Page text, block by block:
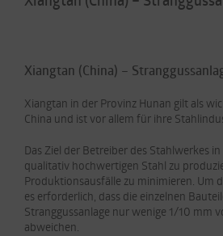
Xiangtan (China) –
Xiangtan in der Provinz Hunan gilt als
China und ist vor allem für ihre
Das Ziel der Betreiber des Stahlwerkes
qualitativ hochwertigen Stahl zu
Produktionsausfälle zu minimieren. Um
es erforderlich, dass die einzelnen
Stranggussanlage nur wenige 1/10 mm
abweichen.